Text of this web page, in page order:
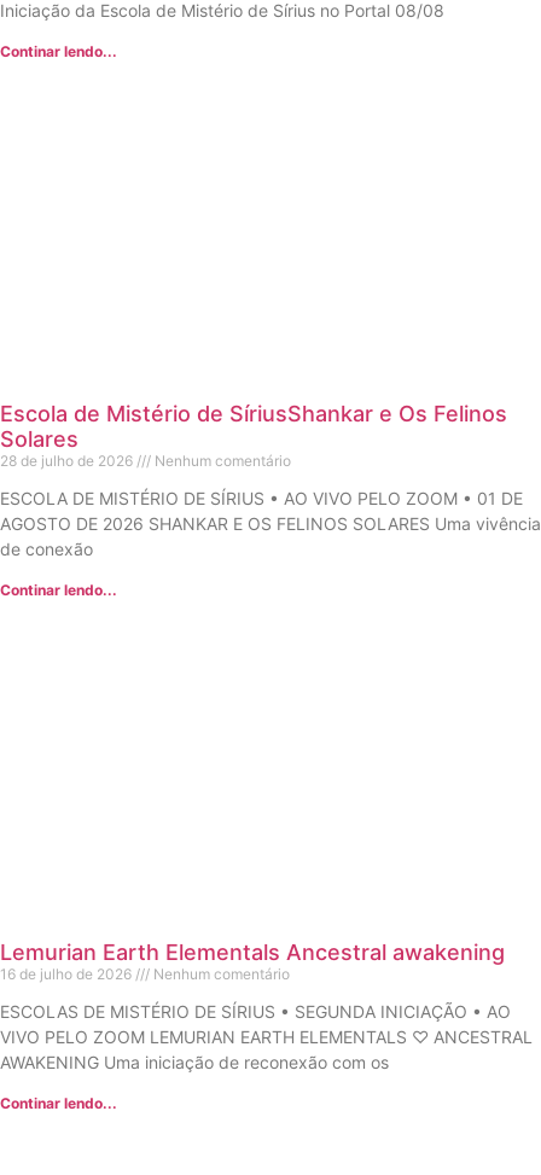
Iniciação da Escola de Mistério de Sírius no Portal 08/08
Continar lendo...
Escola de Mistério de SíriusShankar e Os Felinos
Solares
28 de julho de 2026 Nenhum comentário
ESCOLA DE MISTÉRIO DE SÍRIUS • AO VIVO PELO ZOOM • 01 DE
AGOSTO DE 2026 SHANKAR E OS FELINOS SOLARES Uma vivência
de conexão
Continar lendo...
Lemurian Earth Elementals Ancestral awakening
16 de julho de 2026 Nenhum comentário
ESCOLAS DE MISTÉRIO DE SÍRIUS • SEGUNDA INICIAÇÃO • AO
VIVO PELO ZOOM LEMURIAN EARTH ELEMENTALS ♡ ANCESTRAL
AWAKENING Uma iniciação de reconexão com os
Continar lendo...